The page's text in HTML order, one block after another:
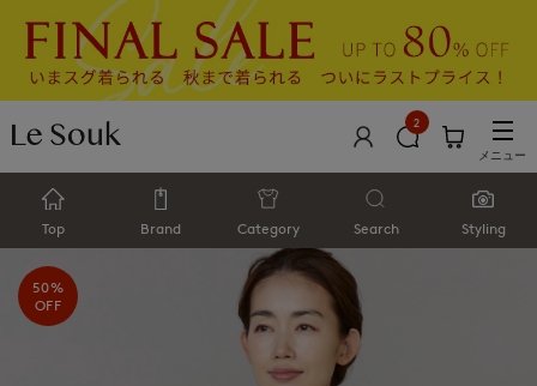
2
メニュー
Top Brand Category Search Styling
50%
OFF